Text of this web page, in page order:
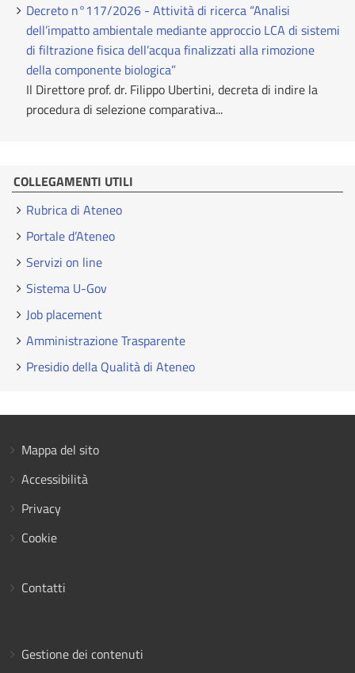
Decreto n°117/2026 - Attività di ricerca “Analisi
dell’impatto ambientale mediante approccio LCA di sistemi
di filtrazione fisica dell’acqua finalizzati alla rimozione
della componente biologica”
Il Direttore prof. dr. Filippo Ubertini, decreta di indire la
procedura di selezione comparativa...
COLLEGAMENTI UTILI
Rubrica di Ateneo
Portale d’Ateneo
Servizi on line
Sistema U-Gov
Job placement
Amministrazione Trasparente
Presidio della Qualità di Ateneo
Mappa del sito
Accessibilità
Privacy
Cookie
Contatti
Gestione dei contenuti